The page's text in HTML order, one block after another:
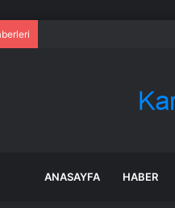
ANASAYFA HABER